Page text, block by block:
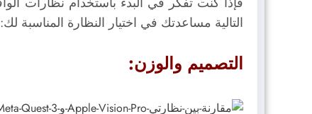
التالية مساعدتك في اختيار النظارة المناسبة لك:
التصميم والوزن: